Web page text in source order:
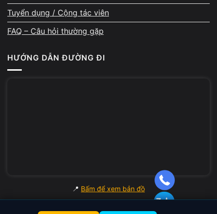
Phản hồi 5★ từ khách hàng –
khách từng sửa tại A Chề sau đó đã quay lại
hoặc giới thiệu người quen – đó là thước đo
rõ ràng nhất về chất lượng dịch vụ.Xem thêm:
Tuyển dụng / Cộng tác viên
FAQ – Câu hỏi thường gặp
HƯỚNG DẪN ĐƯỜNG ĐI
📍 Bấm để xem bản đồ